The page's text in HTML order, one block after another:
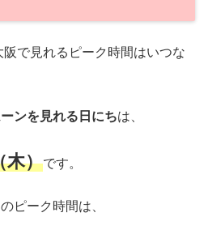
で見れるピーク時間はいつな
ンを見れる日にちは、
木）です。
ピーク時間は、